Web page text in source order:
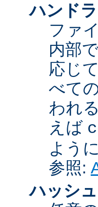
ハンドラ
ファ
内部
応じ
べて
われる
えば
よう
参照:
ハッシュ